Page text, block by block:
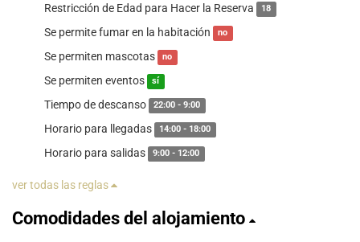
Restricción de Edad para Hacer la Reserva 18
Se permite fumar en la habitación no
Se permiten mascotas no
Se permiten eventos sí
Tiempo de descanso 22:00 - 9:00
Horario para llegadas 14:00 - 18:00
Horario para salidas 9:00 - 12:00
ver todas las reglas
Comodidades del alojamiento